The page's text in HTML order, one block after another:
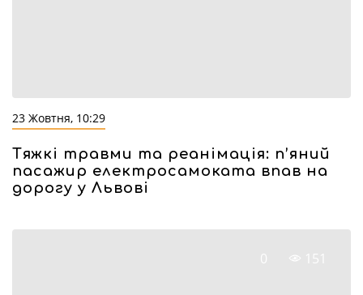
23 Жовтня, 10:29
Тяжкі травми та реанімація: п’яний
пасажир електросамоката впав на
дорогу у Львові
0 151